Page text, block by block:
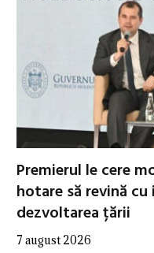
Premierul le cere
hotare să revină
dezvoltarea țării
7 august 2026